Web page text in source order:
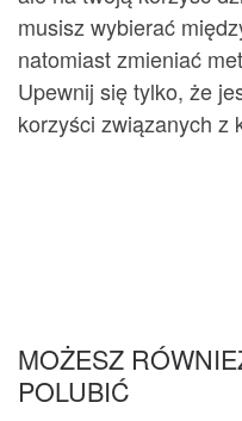
musisz wybierać
natomiast zmieniać
Upewnij się tylko, że
korzyści związanych z
MOŻESZ
POLUBIĆ